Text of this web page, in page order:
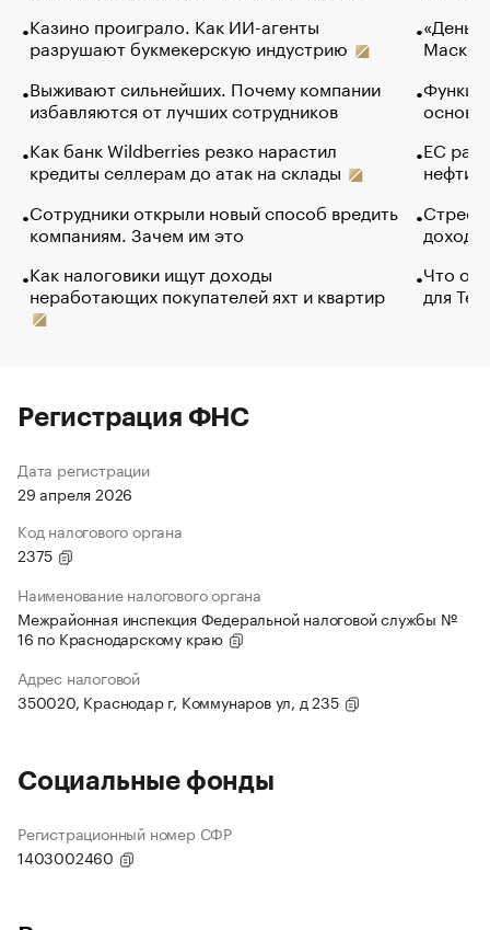
Казино проиграло. Как ИИ-агенты
разрушают букмекерскую индустрию
Выживают сильнейших. Почему компании
избавляются от лучших сотрудников
Как банк Wildberries резко нарастил
кредиты селлерам до атак на склады
Сотрудники открыли новый способ вредить
компаниям. Зачем им это
Как налоговики ищут доходы
неработающих покупателей яхт и квартир
Маск в
основ
ЕС
нефти
Что
для
Регистрация ФНС
Дата регистрации
29 апреля 2026
Код налогового органа
2375
Наименование налогового органа
Межрайонная инспекция Федеральной налоговой службы №
16 по Краснодарскому краю
Адрес налоговой
350020, Краснодар г, Коммунаров ул, д 235
Социальные фонды
Регистрационный номер СФР
1403002460